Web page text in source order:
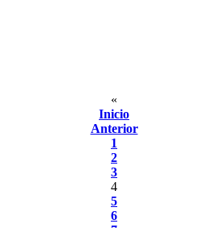
«
Inicio
Anterior
1
2
3
4
5
6